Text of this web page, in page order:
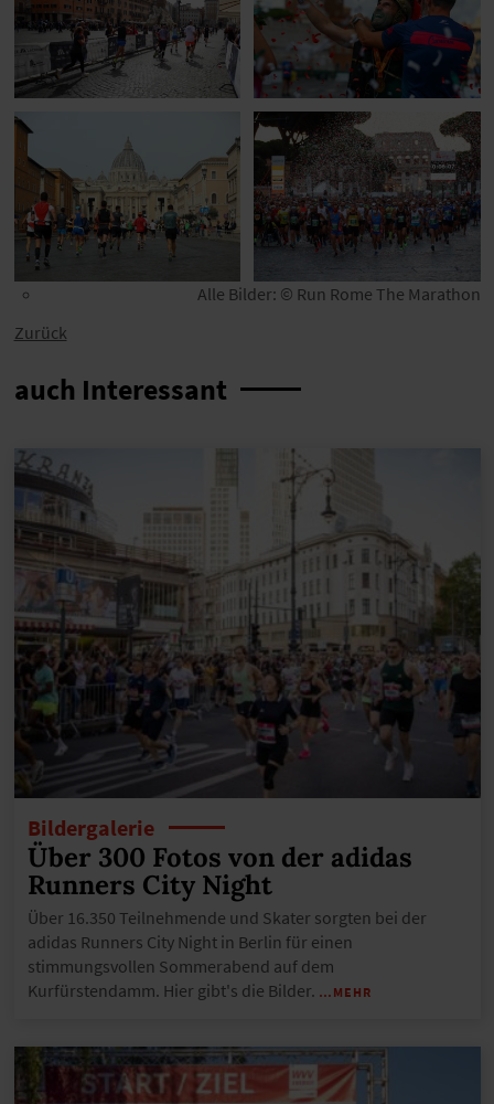
Alle Bilder: © Run Rome The Marathon
Zurück
auch Interessant
Bildergalerie
Über 300 Fotos von der adidas
Runners City Night
Über 16.350 Teilnehmende und Skater sorgten bei der
adidas Runners City Night in Berlin für einen
stimmungsvollen Sommerabend auf dem
Kurfürstendamm. Hier gibt's die Bilder. …MEHR